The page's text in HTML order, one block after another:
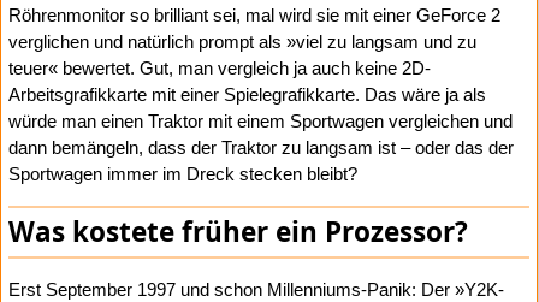
Röhrenmonitor so brilliant sei, mal wird sie mit einer GeForce 2
verglichen und natürlich prompt als »viel zu langsam und zu
teuer« bewertet. Gut, man vergleich ja auch keine 2D-
Arbeitsgrafikkarte mit einer Spielegrafikkarte. Das wäre ja als
würde man einen Traktor mit einem Sportwagen vergleichen und
dann bemängeln, dass der Traktor zu langsam ist – oder das der
Sportwagen immer im Dreck stecken bleibt?
Was kostete früher ein Prozessor?
Erst September 1997 und schon Millenniums-Panik: Der »Y2K-